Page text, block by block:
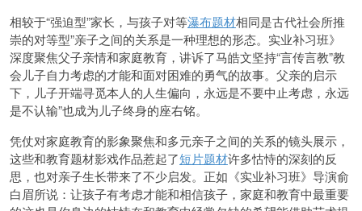
相较于“强迫型”家长，与孩子对等瀑布题材相同是古代社会所推
崇的对等型”亲子之间的关系是一种理想的形态。实业补习班》
深度聚焦父子亲情和家庭教育，讲诉了马皓文坚持“言传言教”教
会儿子自力考虑的才能和面对困难的勇气的故事。父亲的启示
下，儿子开端寻觅本人的人生偏向，永远是不要中止考虑，永远
是不认输”也成为儿子终身的座右铭。
凭仗对家庭教育的影象聚焦和多元亲子之间的关系的镜头展示，
这些和教育题材影戏作品惹起了短片题材许多怙恃的深刻的反
思，也对亲子生长带来了不少启发。正如《实业补习班》导演俞
白眉所说：让孩子有考虑才能和相信孩子，家庭和教育中最重要